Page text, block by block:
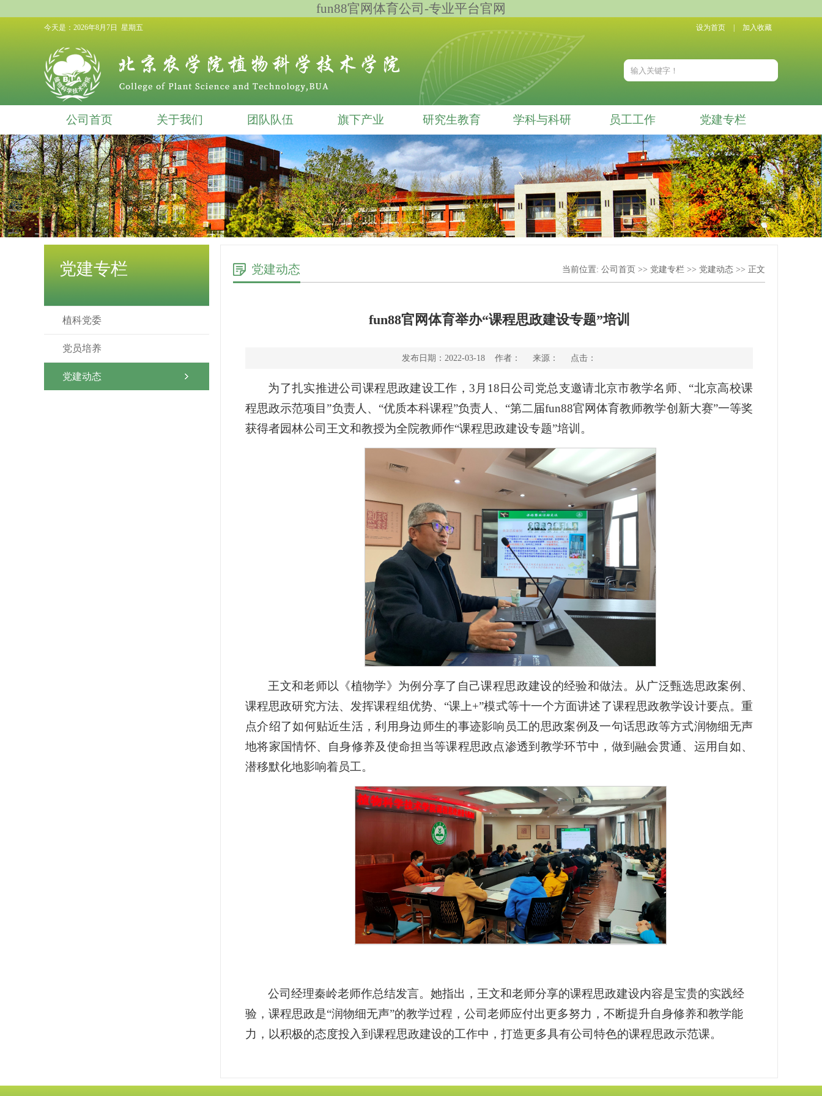
fun88官网体育公司-专业平台官网
今天是： 2026年8月7日 星期五 设为首页 加入收藏
公司首页 关于我们 团队队伍 旗下产业 研究生教育 学科与科研 员工工作 党建专栏
党建专栏
植科党委
党员培养
党建动态
党建动态 当前位置: 公司首页 >> 党建专栏 >> 党建动态 >> 正文
fun88官网体育举办“课程思政建设专题”培训
发布日期：2022-03-18 作者： 来源： 点击：
为了扎实推进公司课程思政建设工作，3月18日公司党总支邀请北京市教学名师、“北京高校课
程思政示范项目”负责人、“优质本科课程”负责人、“第二届fun88官网体育教师教学创新大赛”一等奖
获得者园林公司王文和教授为全院教师作“课程思政建设专题”培训。
王文和老师以《植物学》为例分享了自己课程思政建设的经验和做法。从广泛甄选思政案例、
课程思政研究方法、发挥课程组优势、“课上+”模式等十一个方面讲述了课程思政教学设计要点。重
点介绍了如何贴近生活，利用身边师生的事迹影响员工的思政案例及一句话思政等方式润物细无声
地将家国情怀、自身修养及使命担当等课程思政点渗透到教学环节中，做到融会贯通、运用自如、
潜移默化地影响着员工。
公司经理秦岭老师作总结发言。她指出，王文和老师分享的课程思政建设内容是宝贵的实践经
验，课程思政是“润物细无声”的教学过程，公司老师应付出更多努力，不断提升自身修养和教学能
力，以积极的态度投入到课程思政建设的工作中，打造更多具有公司特色的课程思政示范课。